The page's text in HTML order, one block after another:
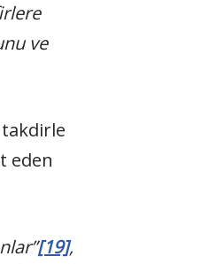
ve
takdirle
eden
[19],